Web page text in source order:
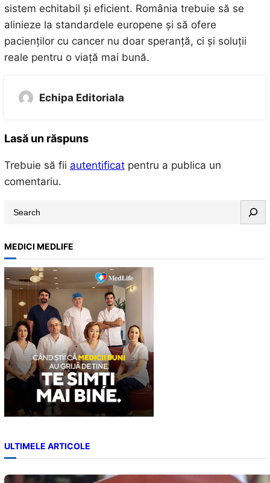
sistem echitabil și eficient. România trebuie să se
alinieze la standardele europene și să ofere
pacienților cu cancer nu doar speranță, ci și soluții
reale pentru o viață mai bună.
Echipa Editoriala
Lasă un răspuns
Trebuie să fii autentificatpentru a publica un
comentariu.
a
r
c
h
MEDICI MEDLIFE
ULTIMELE ARTICOLE